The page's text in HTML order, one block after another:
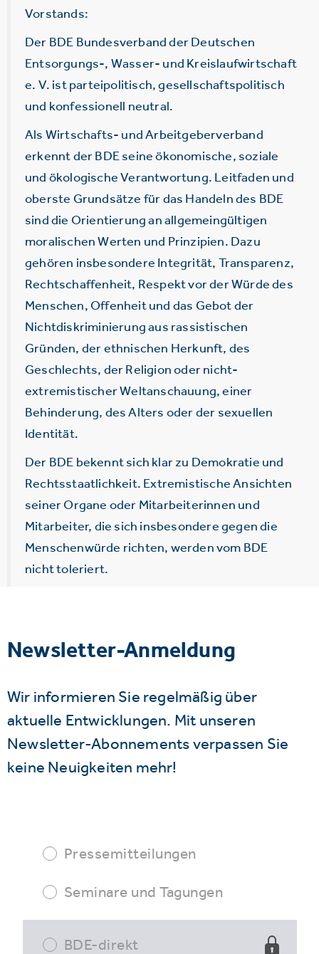
Vorstands:
Der BDE Bundesverband der Deutschen
Entsorgungs-, Wasser- und Kreislaufwirtschaft
e. V. ist parteipolitisch, gesellschaftspolitisch
und konfessionell neutral.
Als Wirtschafts- und Arbeitgeberverband
erkennt der BDE seine ökonomische, soziale
und ökologische Verantwortung. Leitfaden und
oberste Grundsätze für das Handeln des BDE
sind die Orientierung an allgemeingültigen
moralischen Werten und Prinzipien. Dazu
gehören insbesondere Integrität, Transparenz,
Rechtschaffenheit, Respekt vor der Würde des
Menschen, Offenheit und das Gebot der
Nichtdiskriminierung aus rassistischen
Gründen, der ethnischen Herkunft, des
Geschlechts, der Religion oder nicht-
extremistischer Weltanschauung, einer
Behinderung, des Alters oder der sexuellen
Identität.
Der BDE bekennt sich klar zu Demokratie und
Rechtsstaatlichkeit. Extremistische Ansichten
seiner Organe oder Mitarbeiterinnen und
Mitarbeiter, die sich insbesondere gegen die
Menschenwürde richten, werden vom BDE
nicht toleriert.
Newsletter-Anmeldung
Wir informieren Sie regelmäßig über
aktuelle Entwicklungen. Mit unseren
Newsletter-Abonnements verpassen Sie
keine Neuigkeiten mehr!
Pressemitteilungen
Seminare und Tagungen
BDE-direkt